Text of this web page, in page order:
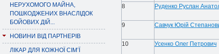
НЕРУХОМОГО МАЙНА,
ПОШКОДЖЕНИХ ВНАСЛІДОК
БОЙОВИХ ДІЙ...
НОВИНИ ВІД ПАРТНЕРІВ
ЛІКАР ДЛЯ КОЖНОЇ СІМ’Ї
8 Руденко Руслан
9 Савчук Юрій
10 Усенко Олег Петрович